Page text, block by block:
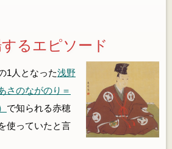
るエピソード
1人となった浅野
さのながのり＝
で知られる赤穂
使っていたと言